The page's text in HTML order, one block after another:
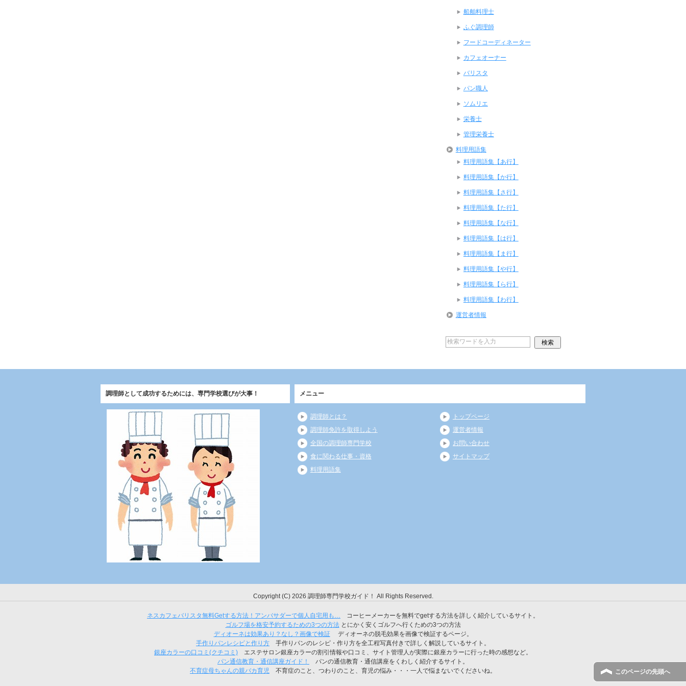
船舶料理士
ふぐ調理師
フードコーディネーター
カフェオーナー
バリスタ
パン職人
ソムリエ
栄養士
管理栄養士
料理用語集
料理用語集【あ行】
料理用語集【か行】
料理用語集【さ行】
料理用語集【た行】
料理用語集【な行】
料理用語集【は行】
料理用語集【ま行】
料理用語集【や行】
料理用語集【ら行】
料理用語集【わ行】
運営者情報
調理師として成功するためには、専門学校選びが大事！ メニュー
調理師とは？
調理師免許を取得しよう
全国の調理師専門学校
食に関わる仕事・資格
料理用語集
トップページ
運営者情報
お問い合わせ
サイトマップ
Copyright (C) 2026 調理師専門学校ガイド！ All Rights Reserved.
ネスカフェバリスタ無料Getする方法！アンバサダーで個人自宅用も…
コーヒーメーカーを無料でgetする方法を詳しく紹介しているサイト。
ゴルフ場を格安予約するための3つの方法とにかく安くゴルフへ行くための3つの方法
ディオーネは効果あり？なし？画像で検証ディオーネの脱毛効果を画像で検証するページ。
手作りパンレシピと作り方 手作りパンのレシピ・作り方を全工程写真付きで詳しく解説しているサイト。
銀座カラーの口コミ(クチコミ) エステサロン銀座カラーの割引情報や口コミ、サイト管理人が実際に銀座カラーに行った時の感想など。
パン通信教育・通信講座ガイド！
パンの通信教育・通信講座をくわしく紹介するサイト。
不育症母ちゃんの親バカ育児
不育症のこと、つわりのこと、育児の悩み・・・一人で悩まないでくださいね。 このページの先頭へ